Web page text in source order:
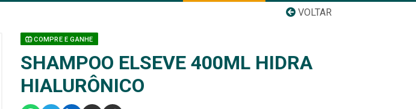
VOLTAR
COMPRE E GANHE
SHAMPOO ELSEVE 400ML HIDRA
HIALURÔNICO